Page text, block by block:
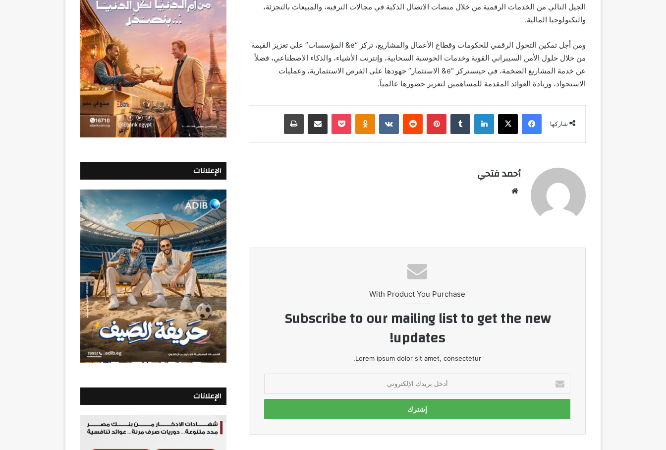
الجيل التالي من الخدمات الرقمية من خلال منصات الاتصال الذكية في مجالات الترفيه، والمبيعات بالتجزئة،
والتكنولوجيا المالية.
ومن أجل تمكين التحول الرقمي للحكومات وقطاع الأعمال والمشاريع، تركز “e& المؤسسات” على تعزيز القيمة
من خلال حلول الأمن السيبراني القوية وخدمات الحوسبة السحابية، وإنترنت الأشياء، والذكاء الاصطناعي، فضلاً
عن خدمة المشاريع الضخمة، في حينستركز “e& الاستثمار” جهودها على الفرص الاستثمارية، وعمليات
الاستحواذ، وزيادة العوائد المقدمة للمساهمين لتعزيز حضورها عالمياً.
شاركها
فيسبوك ‫X لينكدإن بينتيريست Odnoklassniki
‫Pocket مشاركة عبر البريد طباعة
أحمد فتحي
With Product You Purchase
Subscribe to our mailing list to get the new
updates!
Lorem ipsum dolor sit amet, consectetur.
بريدك
الإلكتروني
الإعلانات
الإعلانات